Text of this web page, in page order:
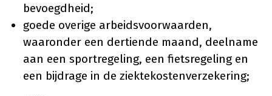
bevoegdheid;
goede overige arbeidsvoorwaarden,
waaronder een dertiende maand, deelname
aan een sportregeling, een fietsregeling en
een bijdrage in de ziektekostenverzekering;